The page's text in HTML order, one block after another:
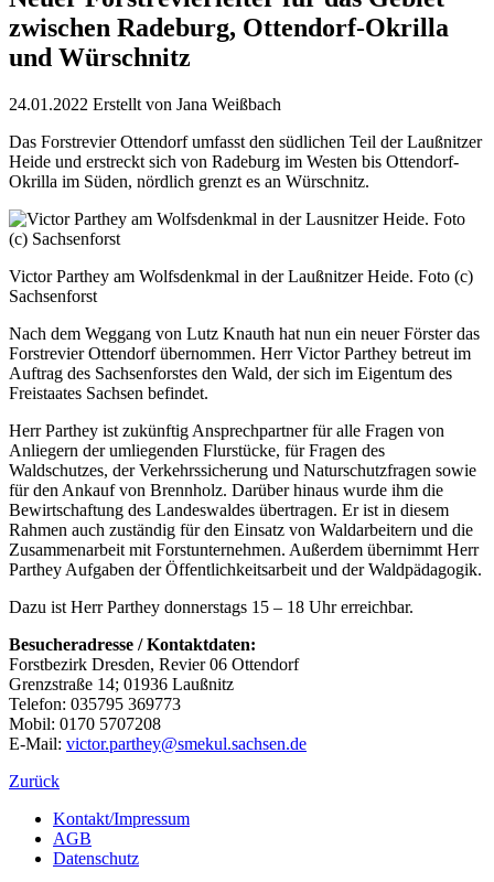
zwischen Radeburg, Ottendorf-Okrilla
und Würschnitz
24.01.2022 Erstellt von Jana Weißbach
Das Forstrevier Ottendorf umfasst den südlichen Teil der Laußnitzer
Heide und erstreckt sich von Radeburg im Westen bis Ottendorf-
Okrilla im Süden, nördlich grenzt es an Würschnitz.
Victor Parthey am Wolfsdenkmal in der Laußnitzer Heide. Foto (c)
Sachsenforst
Nach dem Weggang von Lutz Knauth hat nun ein neuer Förster das
Forstrevier Ottendorf übernommen. Herr Victor Parthey betreut im
Auftrag des Sachsenforstes den Wald, der sich im Eigentum des
Freistaates Sachsen befindet.
Herr Parthey ist zukünftig Ansprechpartner für alle Fragen von
Anliegern der umliegenden Flurstücke, für Fragen des
Waldschutzes, der Verkehrssicherung und Naturschutzfragen sowie
für den Ankauf von Brennholz. Darüber hinaus wurde ihm die
Bewirtschaftung des Landeswaldes übertragen. Er ist in diesem
Rahmen auch zuständig für den Einsatz von Waldarbeitern und die
Zusammenarbeit mit Forstunternehmen. Außerdem übernimmt Herr
Parthey Aufgaben der Öffentlichkeitsarbeit und der Waldpädagogik.
Dazu ist Herr Parthey donnerstags 15 – 18 Uhr erreichbar.
Besucheradresse / Kontaktdaten:
Forstbezirk Dresden, Revier 06 Ottendorf
Grenzstraße 14; 01936 Laußnitz
Telefon: 035795 369773
Mobil: 0170 5707208
E-Mail: victor.parthey@smekul.sachsen.de
Zurück
Kontakt/Impressum
AGB
Datenschutz